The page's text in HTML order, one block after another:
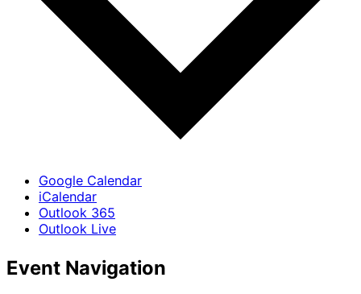
Google Calendar
iCalendar
Outlook 365
Outlook Live
Event Navigation